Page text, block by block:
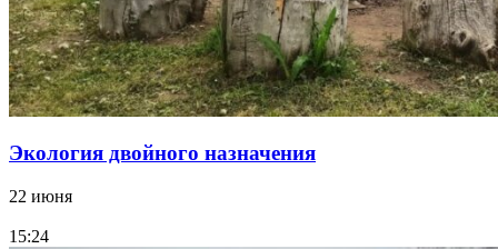
Экология двойного назначения
22 июня
15:24